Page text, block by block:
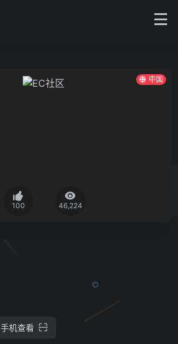
中国
100 46,224
手机查看